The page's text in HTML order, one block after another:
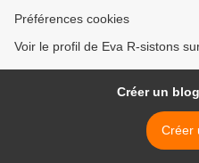
Préférences cookies
Voir le profil de Eva R-sistons
Créer un
Créer